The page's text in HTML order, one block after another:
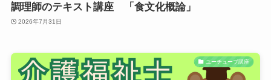
調理師のテキスト講座 「食文化概論」
2026年7月31日
ユーチューブ講座